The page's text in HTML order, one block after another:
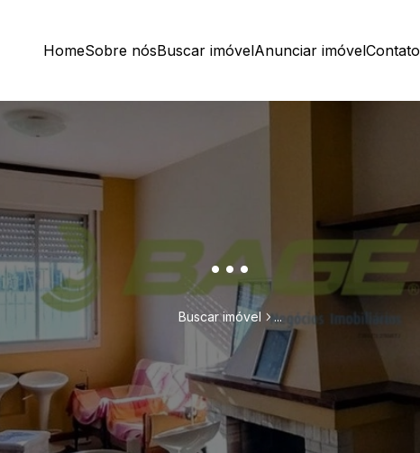
HomeSobre nósBuscar imóvelAnunciar imóvelContato
...
Buscar imóvel ...